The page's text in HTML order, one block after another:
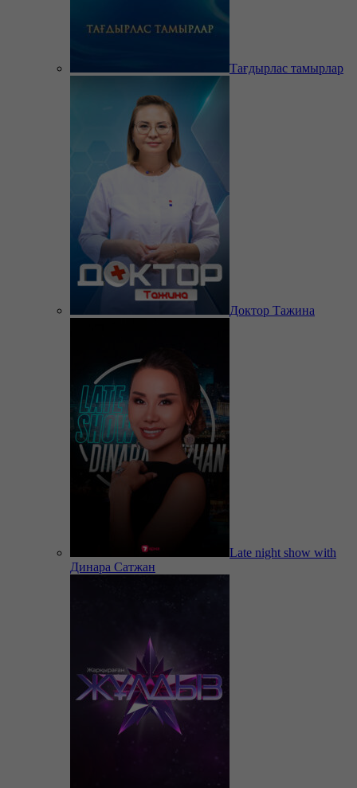
Тағдырлас тамырлар
Доктор Тажина
Late night show with
Динара Сатжан